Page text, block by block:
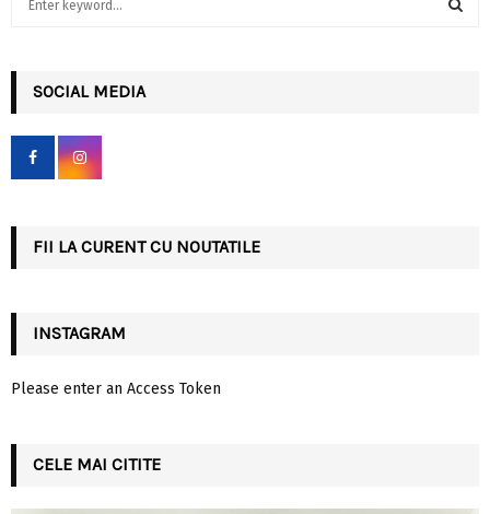
h
f
r
SOCIAL MEDIA
FII LA CURENT CU NOUTATILE
INSTAGRAM
Please enter an Access Token
CELE MAI CITITE